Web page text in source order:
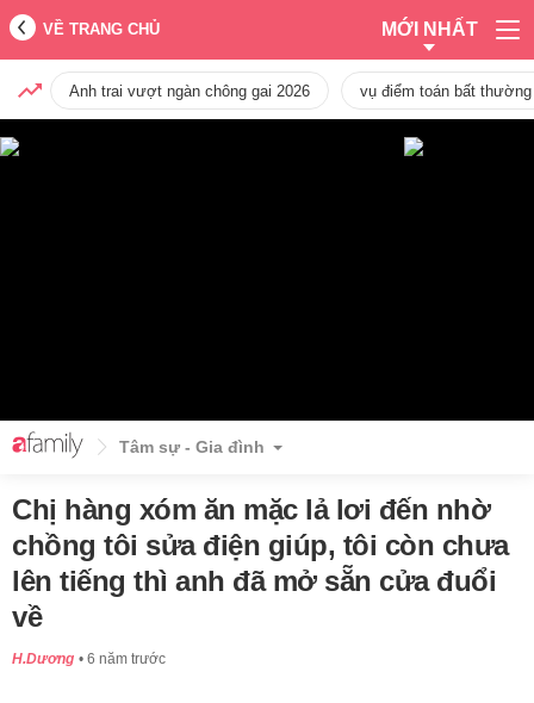
VỀ TRANG CHỦ MỚI NHẤT
Anh trai vượt ngàn chông gai 2026 vụ điểm toán bất
Tâm sự - Gia đình
Chị hàng xóm ăn mặc lả lơi đến nhờ
chồng tôi sửa điện giúp, tôi còn chưa
lên tiếng thì anh đã mở sẵn cửa đuổi
về
H.Dương 6 năm trước